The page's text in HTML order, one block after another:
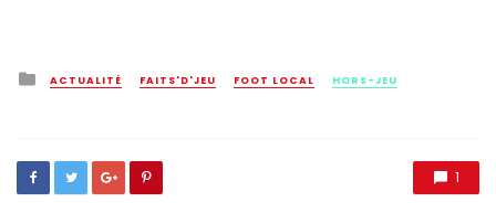
Posted
in
ACTUALITÉ FAITS'D'JEU FOOT LOCAL HORS-JEU
1